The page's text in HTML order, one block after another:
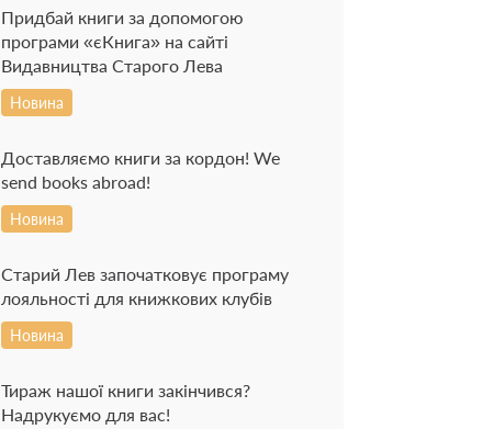
Придбай книги за допомогою
програми «єКнига» на сайті
Видавництва Старого Лева
Новина
Доставляємо книги за кордон! We
send books abroad!
Новина
Старий Лев започатковує програму
лояльності для книжкових клубів
Новина
Тираж нашої книги закінчився?
Надрукуємо для вас!